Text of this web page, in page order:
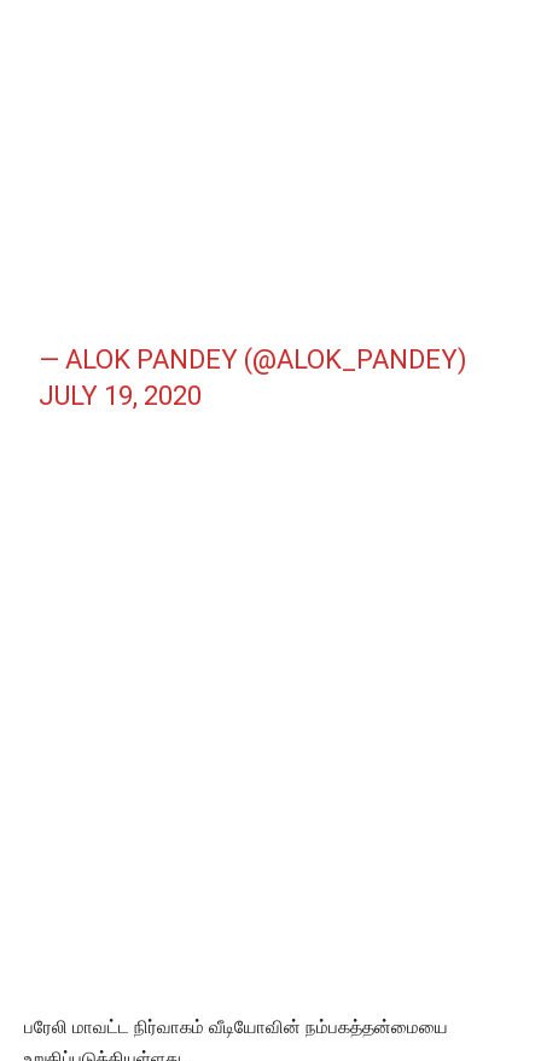
— ALOK PANDEY (@ALOK_PANDEY)
JULY 19, 2020
பரேலி மாவட்ட நிர்வாகம் வீடியோவின் நம்பகத்தன்மையை